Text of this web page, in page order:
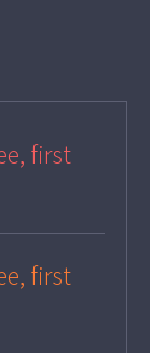
first
first